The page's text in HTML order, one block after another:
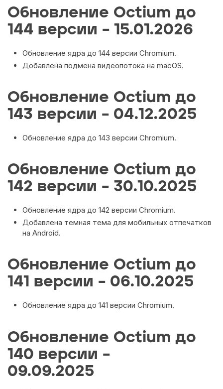
Обновление Octium до
144 версии – 15.01.2026
Обновление ядра до 144 версии Chromium.
Добавлена подмена видеопотока на macOS.
Обновление Octium до
143 версии – 04.12.2025
Обновление ядра до 143 версии Chromium.
Обновление Octium до
142 версии – 30.10.2025
Обновление ядра до 142 версии Chromium.
Добавлена темная тема для мобильных отпечатков
на Аndroid.
Обновление Octium до
141 версии – 06.10.2025
Обновление ядра до 141 версии Chromium.
Обновление Octium до
140 версии –
09.09.2025